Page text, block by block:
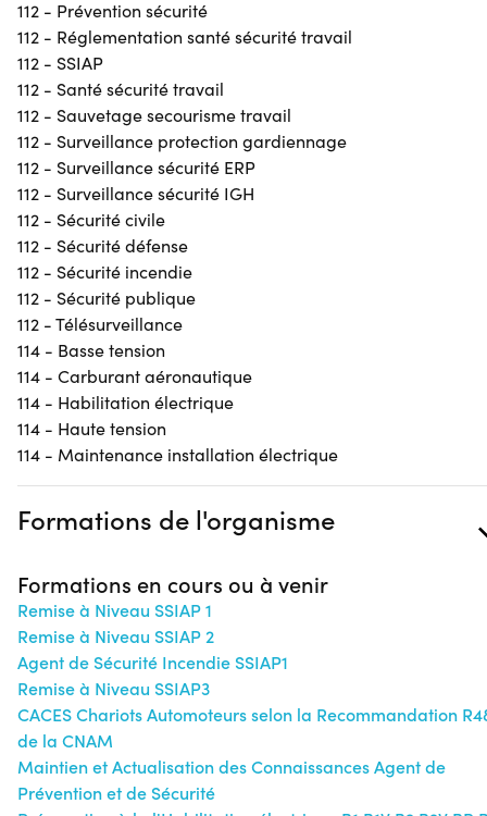
112 - Prévention sécurité
112 - Réglementation santé sécurité travail
112 - SSIAP
112 - Santé sécurité travail
112 - Sauvetage secourisme travail
112 - Surveillance protection gardiennage
112 - Surveillance sécurité ERP
112 - Surveillance sécurité IGH
112 - Sécurité civile
112 - Sécurité défense
112 - Sécurité incendie
112 - Sécurité publique
112 - Télésurveillance
114 - Basse tension
114 - Carburant aéronautique
114 - Habilitation électrique
114 - Haute tension
114 - Maintenance installation électrique
Formations de l'organisme
Formations en cours ou à venir
Remise à Niveau SSIAP 1
Remise à Niveau SSIAP 2
Agent de Sécurité Incendie SSIAP1
Remise à Niveau SSIAP3
CACES Chariots Automoteurs selon la Recommandation
de la CNAM
Maintien et Actualisation des Connaissances Agent de
Prévention et de Sécurité